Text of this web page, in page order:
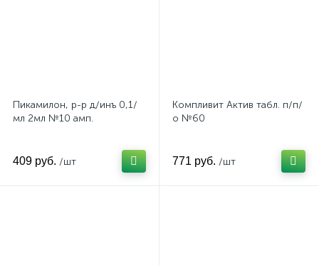
Пикамилон, р-р д/инъ 0,1/
мл 2мл №10 амп.
409 руб. /шт
Компливит Актив табл. п/п/
о №60
771 руб. /шт